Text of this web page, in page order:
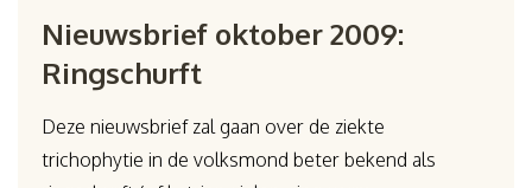
Nieuwsbrief oktober 2009:
Ringschurft
Deze nieuwsbrief zal gaan over de ziekte
trichophytie in de volksmond beter bekend als